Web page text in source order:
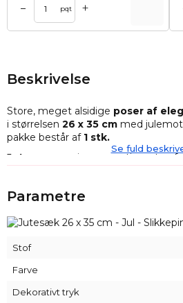
– pqt +
Beskrivelse
Store, meget alsidige poser af
i størrelsen 26 x 35 cm med
pakke består af 1 stk.
Juteposerne
i vores sortiment er
karakteristiske udseende - de ligner
omgivelserne, så skiftende forhold
valgmuligheder, da mange
tilfredshed og sikrer, at der er noget
Se fuld
Parametre
Stof
Farve
Dekorativt tryk